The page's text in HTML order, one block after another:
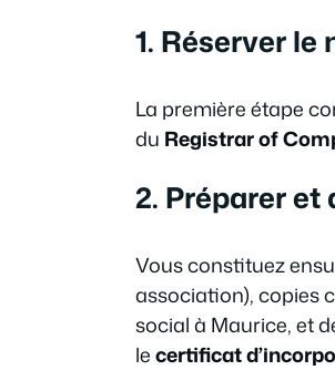
1. Réserver le
La première étape
du Registrar of
2. Préparer
Vous constituez
association), copies
social à Maurice, et
lecertificat